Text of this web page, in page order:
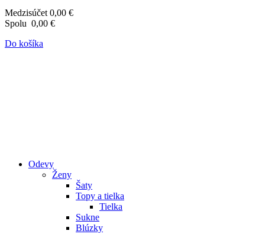
Medzisúčet 0,00 €
Spolu 0,00 €
Do košíka
Odevy
Ženy
Šaty
Topy a tielka
Tielka
Sukne
Blúzky